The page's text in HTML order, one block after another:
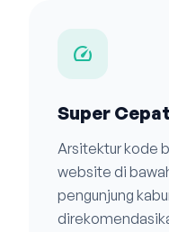
speed
Super
Arsitektur kode
website di
pengunjung